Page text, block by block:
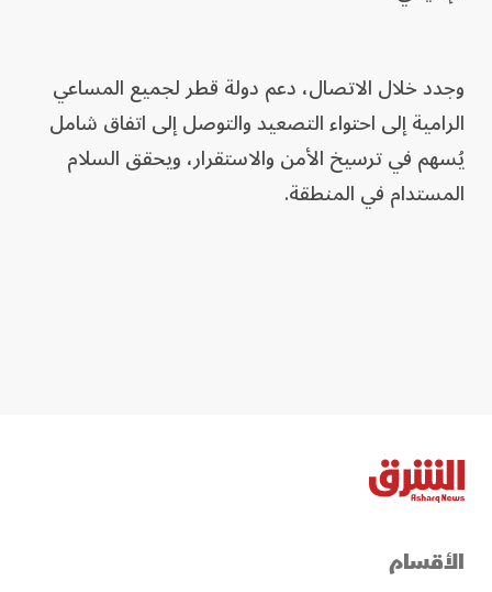
وجدد خلال الاتصال، دعم دولة قطر لجميع المساعي
الرامية إلى احتواء التصعيد والتوصل إلى اتفاق شامل
يُسهم في ترسيخ الأمن والاستقرار، ويحقق السلام
المستدام في المنطقة.
الأقسام